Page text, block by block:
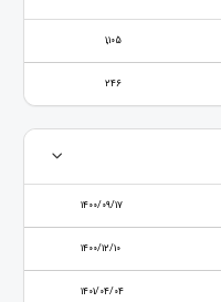
1,105
246
1400/09/17
1400/12/10
1401/04/04